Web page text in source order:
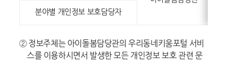
분야별 개인정보 보호담당자
② 정보주체는 아이돌봄담당관의 우리동네키움포털 서비
스를 이용하시면서 발생한 모든 개인정보 보호 관련 문